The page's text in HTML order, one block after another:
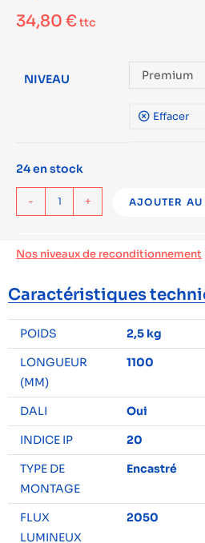
34,80 €ttc
NIVEAU Premium
Effacer
24 en stock
- + AJOUTER AU
Nos niveaux de reconditionnement
Caractéristiques
POIDS
2,5 kg
LONGUEUR
(MM)
1100
DALI
Oui
INDICE IP
20
TYPE DE
MONTAGE
Encastré
FLUX
LUMINEUX
2050